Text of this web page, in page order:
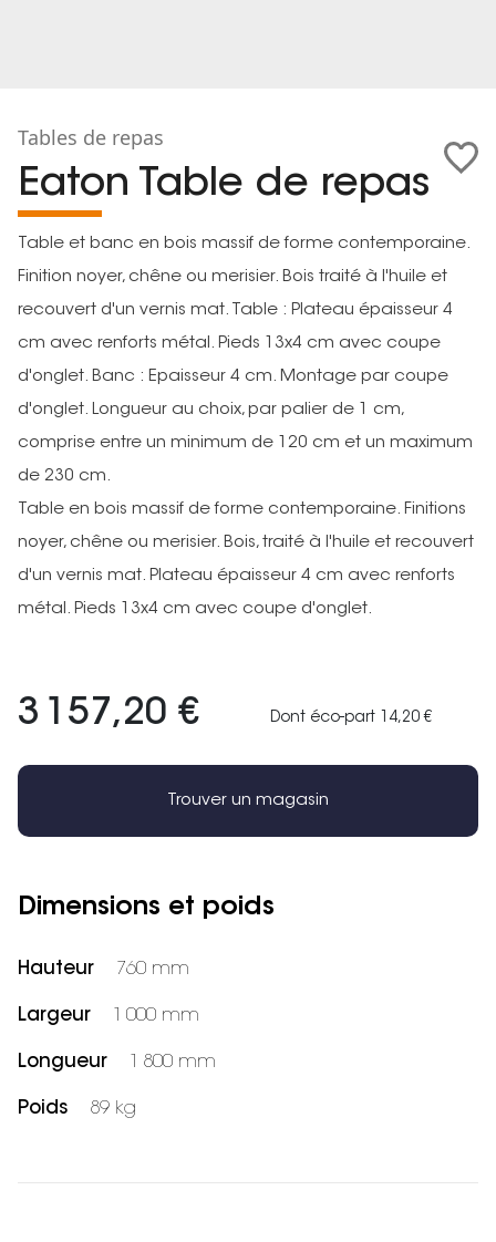
Tables de repas
Eaton Table de repas
Table et banc en bois massif de forme contemporaine.
Finition noyer, chêne ou merisier. Bois traité à l'huile et
recouvert d'un vernis mat. Table : Plateau épaisseur 4
cm avec renforts métal. Pieds 13x4 cm avec coupe
d'onglet. Banc : Epaisseur 4 cm. Montage par coupe
d'onglet. Longueur au choix, par palier de 1 cm,
comprise entre un minimum de 120 cm et un maximum
de 230 cm.
Table en bois massif de forme contemporaine. Finitions
noyer, chêne ou merisier. Bois, traité à l'huile et recouvert
d'un vernis mat. Plateau épaisseur 4 cm avec renforts
métal. Pieds 13x4 cm avec coupe d'onglet.
3 157,20 € Dont éco-part 14,20 €
Trouver un magasin
Dimensions et poids
Hauteur 760 mm
Largeur 1 000 mm
Longueur 1 800 mm
Poids 89 kg